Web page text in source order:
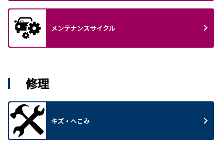
メンテナンスサイクル
修理
キズ・へこみ